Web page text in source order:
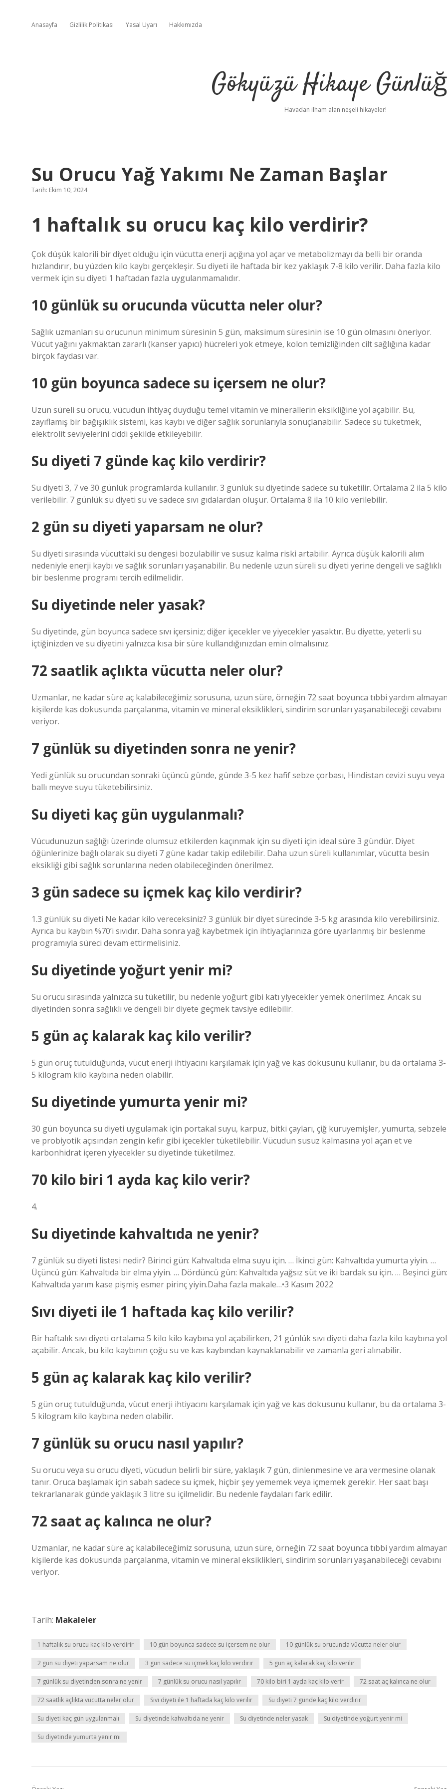
Anasayfa Gizlilik Politikası Yasal Uyarı Hakkımızda
Gökyüzü Hikaye
Havadan ilham alan neşeli hikayeler!
Su Orucu Yağ Yakımı Ne Zaman Başlar
Tarih: Ekim 10, 2024
1 haftalık su orucu kaç kilo verdirir?
Çok düşük kalorili bir diyet olduğu için vücutta enerji açığına yol açar ve metabolizmayı da belli bir oranda
hızlandırır, bu yüzden kilo kaybı gerçekleşir. Su diyeti ile haftada bir kez yaklaşık 7-8 kilo verilir. Daha fazla kilo
vermek için su diyeti 1 haftadan fazla uygulanmamalıdır.
10 günlük su orucunda vücutta neler olur?
Sağlık uzmanları su orucunun minimum süresinin 5 gün, maksimum süresinin ise 10 gün olmasını öneriyor.
Vücut yağını yakmaktan zararlı (kanser yapıcı) hücreleri yok etmeye, kolon temizliğinden cilt sağlığına kadar
birçok faydası var.
10 gün boyunca sadece su içersem ne olur?
Uzun süreli su orucu, vücudun ihtiyaç duyduğu temel vitamin ve minerallerin eksikliğine yol açabilir. Bu,
zayıflamış bir bağışıklık sistemi, kas kaybı ve diğer sağlık sorunlarıyla sonuçlanabilir. Sadece su tüketmek,
elektrolit seviyelerini ciddi şekilde etkileyebilir.
Su diyeti 7 günde kaç kilo verdirir?
Su diyeti 3, 7 ve 30 günlük programlarda kullanılır. 3 günlük su diyetinde sadece su tüketilir. Ortalama 2 ila 5 kilo
verilebilir. 7 günlük su diyeti su ve sadece sıvı gıdalardan oluşur. Ortalama 8 ila 10 kilo verilebilir.
2 gün su diyeti yaparsam ne olur?
Su diyeti sırasında vücuttaki su dengesi bozulabilir ve susuz kalma riski artabilir. Ayrıca düşük kalorili alım
nedeniyle enerji kaybı ve sağlık sorunları yaşanabilir. Bu nedenle uzun süreli su diyeti yerine dengeli ve sağlıklı
bir beslenme programı tercih edilmelidir.
Su diyetinde neler yasak?
Su diyetinde, gün boyunca sadece sıvı içersiniz; diğer içecekler ve yiyecekler yasaktır. Bu diyette, yeterli su
içtiğinizden ve su diyetini yalnızca kısa bir süre kullandığınızdan emin olmalısınız.
72 saatlik açlıkta vücutta neler olur?
Uzmanlar, ne kadar süre aç kalabileceğimiz sorusuna, uzun süre, örneğin 72 saat boyunca tıbbi yardım almayan
kişilerde kas dokusunda parçalanma, vitamin ve mineral eksiklikleri, sindirim sorunları yaşanabileceği cevabını
veriyor.
7 günlük su diyetinden sonra ne yenir?
Yedi günlük su orucundan sonraki üçüncü günde, günde 3-5 kez hafif sebze çorbası, Hindistan cevizi suyu veya
ballı meyve suyu tüketebilirsiniz.
Su diyeti kaç gün uygulanmalı?
Vücudunuzun sağlığı üzerinde olumsuz etkilerden kaçınmak için su diyeti için ideal süre 3 gündür. Diyet
öğünlerinize bağlı olarak su diyeti 7 güne kadar takip edilebilir. Daha uzun süreli kullanımlar, vücutta besin
eksikliği gibi sağlık sorunlarına neden olabileceğinden önerilmez.
3 gün sadece su içmek kaç kilo verdirir?
1.3 günlük su diyeti Ne kadar kilo vereceksiniz? 3 günlük bir diyet sürecinde 3-5 kg ​​arasında kilo verebilirsiniz.
Ayrıca bu kaybın %70’i sıvıdır. Daha sonra yağ kaybetmek için ihtiyaçlarınıza göre uyarlanmış bir beslenme
programıyla süreci devam ettirmelisiniz.
Su diyetinde yoğurt yenir mi?
Su orucu sırasında yalnızca su tüketilir, bu nedenle yoğurt gibi katı yiyecekler yemek önerilmez. Ancak su
diyetinden sonra sağlıklı ve dengeli bir diyete geçmek tavsiye edilebilir.
5 gün aç kalarak kaç kilo verilir?
5 gün oruç tutulduğunda, vücut enerji ihtiyacını karşılamak için yağ ve kas dokusunu kullanır, bu da ortalama 3-
5 kilogram kilo kaybına neden olabilir.
Su diyetinde yumurta yenir mi?
30 gün boyunca su diyeti uygulamak için portakal suyu, karpuz, bitki çayları, çiğ kuruyemişler, yumurta,
ve probiyotik açısından zengin kefir gibi içecekler tüketilebilir. Vücudun susuz kalmasına yol açan et ve
karbonhidrat içeren yiyecekler su diyetinde tüketilmez.
70 kilo biri 1 ayda kaç kilo verir?
4.
Su diyetinde kahvaltıda ne yenir?
7 günlük su diyeti listesi nedir? Birinci gün: Kahvaltıda elma suyu için. … İkinci gün: Kahvaltıda yumurta yiyin. …
Üçüncü gün: Kahvaltıda bir elma yiyin. … Dördüncü gün: Kahvaltıda yağsız süt ve iki bardak su için. … Beşinci gün:
Kahvaltıda yarım kase pişmiş esmer pirinç yiyin.Daha fazla makale…•3 Kasım 2022
Sıvı diyeti ile 1 haftada kaç kilo verilir?
Bir haftalık sıvı diyeti ortalama 5 kilo kilo kaybına yol açabilirken, 21 günlük sıvı diyeti daha fazla kilo kaybına yol
açabilir. Ancak, bu kilo kaybının çoğu su ve kas kaybından kaynaklanabilir ve zamanla geri alınabilir.
5 gün aç kalarak kaç kilo verilir?
5 gün oruç tutulduğunda, vücut enerji ihtiyacını karşılamak için yağ ve kas dokusunu kullanır, bu da ortalama 3-
5 kilogram kilo kaybına neden olabilir.
7 günlük su orucu nasıl yapılır?
Su orucu veya su orucu diyeti, vücudun belirli bir süre, yaklaşık 7 gün, dinlenmesine ve ara vermesine olanak
tanır. Oruca başlamak için sabah sadece su içmek, hiçbir şey yememek veya içmemek gerekir. Her saat başı
tekrarlanarak günde yaklaşık 3 litre su içilmelidir. Bu nedenle faydaları fark edilir.
72 saat aç kalınca ne olur?
Uzmanlar, ne kadar süre aç kalabileceğimiz sorusuna, uzun süre, örneğin 72 saat boyunca tıbbi yardım almayan
kişilerde kas dokusunda parçalanma, vitamin ve mineral eksiklikleri, sindirim sorunları yaşanabileceği cevabını
veriyor.
Tarih: Makaleler
1 haftalık su orucu kaç kilo verdirir 10 gün boyunca sadece su içersem ne olur 10 günlük su orucunda vücutta neler olur
2 gün su diyeti yaparsam ne olur 3 gün sadece su içmek kaç kilo verdirir 5 gün aç kalarak kaç kilo verilir
7 günlük su diyetinden sonra ne yenir 7 günlük su orucu nasıl yapılır 70 kilo biri 1 ayda kaç kilo verir 72 saat aç kalınca ne olur
72 saatlik açlıkta vücutta neler olur Sıvı diyeti ile 1 haftada kaç kilo verilir Su diyeti 7 günde kaç kilo verdirir
Su diyeti kaç gün uygulanmalı Su diyetinde kahvaltıda ne yenir Su diyetinde neler yasak Su diyetinde yoğurt yenir mi
Su diyetinde yumurta yenir mi